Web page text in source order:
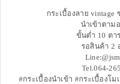
กระเบื้องลาย
นำเข้าตาม
ขั้นต่ำ 10 ตา
รอสินค้า 2
Tel.064-
#กระเบื้องนำเข้า #กระเบื้องโม